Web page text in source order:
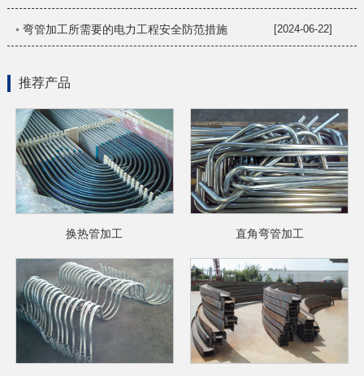
◦ 弯管加工所需要的电力工程安全防范措施 [2024-06-22]
推荐产品
换热管加工 直角弯管加工